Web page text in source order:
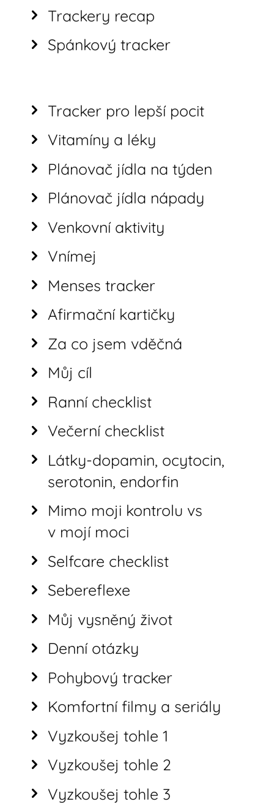
Trackery recap
Spánkový tracker
Tracker pro lepší pocit
Vitamíny a léky
Plánovač jídla na týden
Plánovač jídla nápady
Venkovní aktivity
Vnímej
Menses tracker
Afirmační kartičky
Za co jsem vděčná
Můj cíl
Ranní checklist
Večerní checklist
Látky-dopamin, ocytocin,
serotonin, endorfin
Mimo moji kontrolu vs
v mojí moci
Selfcare checklist
Sebereflexe
Můj vysněný život
Denní otázky
Pohybový tracker
Komfortní filmy a seriály
Vyzkoušej tohle 1
Vyzkoušej tohle 2
Vyzkoušej tohle 3